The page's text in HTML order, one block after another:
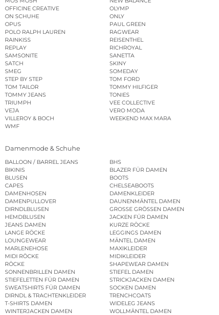
OFFICINE CREATIVE
OLYMP
ON SCHUHE
ONLY
OPUS
PAUL GREEN
POLO RALPH LAUREN
RAGWEAR
RAINKISS
REISENTHEL
REPLAY
RICHROYAL
SAMSONITE
SANETTA
SATCH
SKINY
SMEG
SOMEDAY
STEP BY STEP
TOM FORD
TOM TAILOR
TOMMY HILFIGER
TOMMY JEANS
TONIES
TRIUMPH
VEE COLLECTIVE
VEJA
VERO MODA
VILLEROY & BOCH
WEEKEND MAX MARA
WMF
Damenmode & Schuhe
BALLOON / BARREL JEANS
BHS
BIKINIS
BLAZER FÜR DAMEN
BLUSEN
BOOTS
CAPES
CHELSEABOOTS
DAMENHOSEN
DAMENKLEIDER
DAMENPULLOVER
DAUNENMÄNTEL DAMEN
DIRNDLBLUSEN
GROSSE GRÖSSEN DAMEN
HEMDBLUSEN
JACKEN FÜR DAMEN
JEANS DAMEN
KURZE RÖCKE
LANGE RÖCKE
LEGGINGS DAMEN
LOUNGEWEAR
MÄNTEL DAMEN
MARLENEHOSE
MAXIKLEIDER
MIDI RÖCKE
MIDIKLEIDER
RÖCKE
SHAPEWEAR DAMEN
SONNENBRILLEN DAMEN
STIEFEL DAMEN
STIEFELETTEN FÜR DAMEN
STRICKJACKEN DAMEN
SWEATSHIRTS FÜR DAMEN
SOCKEN DAMEN
DIRNDL & TRACHTENKLEIDER
TRENCHCOATS
T-SHIRTS DAMEN
WIDELEG JEANS
WINTERJACKEN DAMEN
WOLLMÄNTEL DAMEN